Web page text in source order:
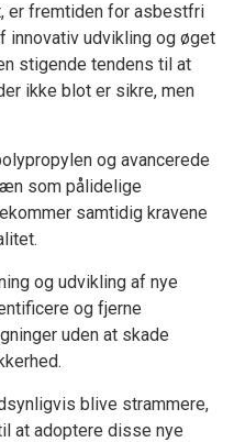
fremtiden for asbestfri
innovativ udvikling og øget
stigende tendens til at
ikke blot er sikre, men
og avancerede
som pålidelige
samtidig kravene
og udvikling af nye
og fjerne
uden at skade
blive strammere,
at adoptere disse nye